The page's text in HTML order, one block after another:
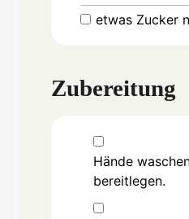
▢
etwas Zucker
Zubereitung
Hände
bereitlegen.